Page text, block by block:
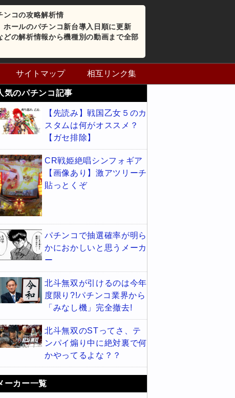
ンコの攻略解析情
ールのパチンコ新台導入日順に更新
の解析情報から機種別の動画まで全部
サイトマップ 相互リンク集
気のパチンコ記事
【先読み】戦国乙女５のカ
スタムは何がオススメ？
【ガセ排除】
CR戦姫絶唱シンフォギア
【画像あり】激アツリーチ
貼っとくぞ
パチンコで抽選確率が明ら
かにおかしいと思うメーカ
ー
北斗無双が引けるのは今年
度限り?!パチンコ業界から
「みなし機」完全撤去!
北斗無双のSTってさ、テ
ンパイ煽り中に絶対裏で何
かやってるよな？？
ーカー一覧